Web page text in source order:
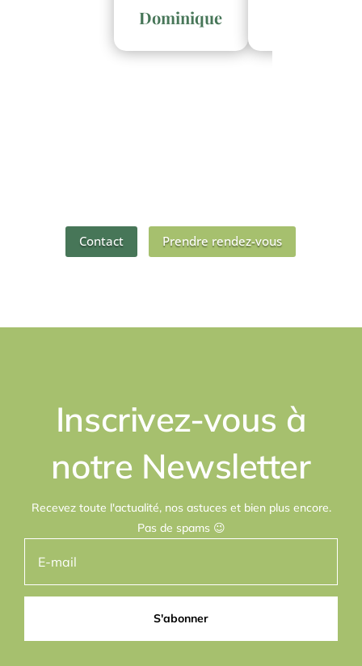
Dominique
Contact Prendre rendez-vous
Inscrivez-vous à
notre Newsletter
Recevez toute l'actualité, nos astuces et bien plus encore.
Pas de spams 😉
S'abonner